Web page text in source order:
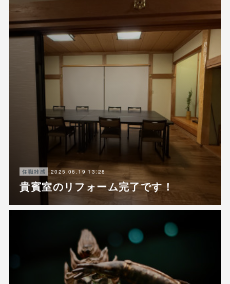
住職雑感 2025.06.19 13:28
貴賓室のリフォーム完了です！